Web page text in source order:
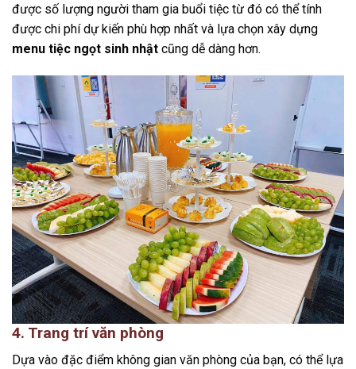
được số lượng người tham gia buổi tiệc từ đó có thể tính
được chi phí dự kiến phù hợp nhất và lựa chọn xây dựng
menu tiệc ngọt sinh nhật cũng dễ dàng hơn.
4. Trang trí văn phòng
Dựa vào đặc điểm không gian văn phòng của bạn, có thể lựa